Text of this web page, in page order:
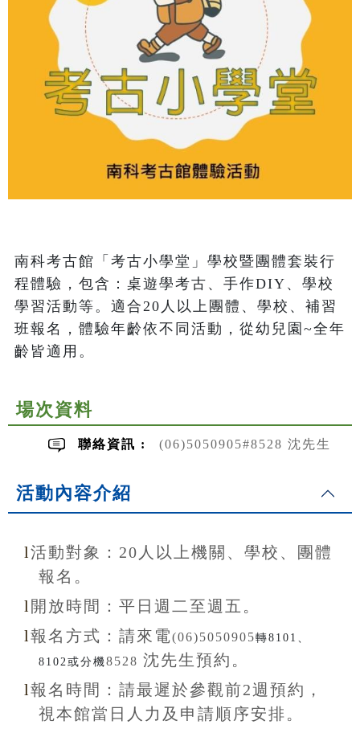
南科考古館「考古小學堂」學校暨團體套裝行
程體驗，包含：桌遊學考古、手作DIY、學校
學習活動等。適合20人以上團體、學校、補習
班報名，體驗年齡依不同活動，從幼兒園~全年
齡皆適用。
場次資料
聯絡資訊 : (06)5050905#8528 沈先生
活動內容介紹
l活動對象：20 人以上機關、學校、團體
報名。
l 開放時間： 平日週二至週五。
l報名方式： 請來電(06)5050905轉8101、
8102或分機8528 沈先生預約。
l報名 時間： 請最遲於參觀前2週預約，
視本館當日人力及申請順序安排。